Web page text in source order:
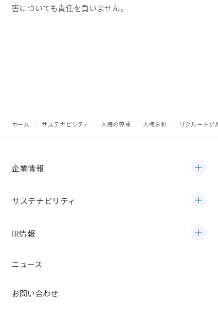
害についても責任を負いません。
ホーム サステナビリティ 人権の尊重 人権方針 リクルートグ
企業情報
サステナビリティ
IR情報
ニュース
お問い合わせ